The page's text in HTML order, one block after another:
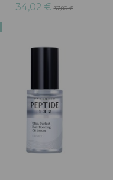
34,02 €37,80 €